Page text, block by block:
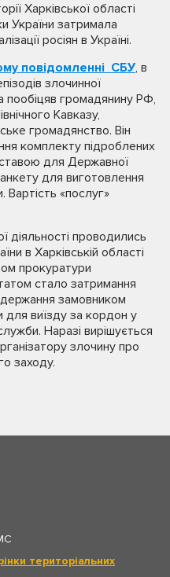
Харківської області
України затримала
росіян в Україні.
повідомленні СБУ, в
злочинної
пообіцяв громадянину РФ,
Кавказу,
громадянство. Він
комплекту підроблених
для Державної
для виготовлення
Вартість «послуг»
діяльності проводились
в Харківській області
прокуратури
стало затримання
замовником
для виїзду за кордон у
Наразі вирішується
злочину про
заходу.
територіальних